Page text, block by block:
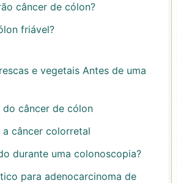
câncer de cólon?
friável?
e vegetais Antes de uma
do câncer de cólon
câncer colorretal
durante uma colonoscopia?
para adenocarcinoma de